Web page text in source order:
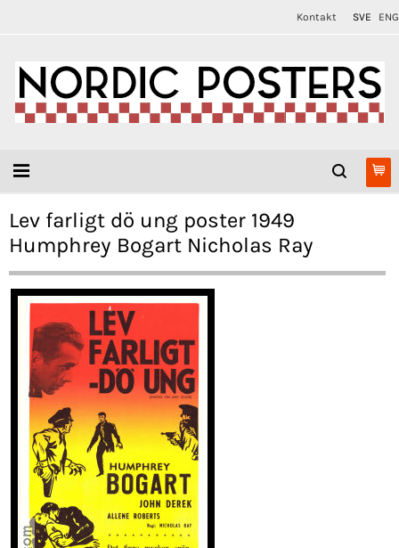
Kontakt SVE ENG
Lev farligt dö ung poster 1949
Humphrey Bogart Nicholas Ray